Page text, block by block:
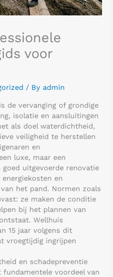
voor
/ By admin
de vervanging of grondige
isolatie en aansluitingen
als doel waterdichtheid,
veiligheid te herstellen
en
luxe, maar een
uitgevoerde renovatie
en
het pand. Normen zoals
ze maken de conditie
bij het plannen van
Wellhuis
15 jaar volgens dit
vroegtijdig ingrijpen
en schadepreventie
voordeel van